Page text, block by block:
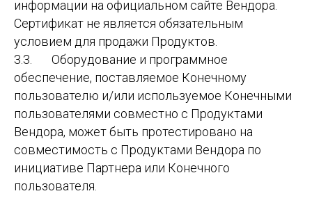
информации на официальном сайте Вендора.
Сертификат не является обязательным
условием для продажи Продуктов.
3.3. Оборудование и программное
обеспечение, поставляемое Конечному
пользователю и/или используемое Конечными
пользователями совместно с Продуктами
Вендора, может быть протестировано на
совместимость с Продуктами Вендора по
инициативе Партнера или Конечного
пользователя.